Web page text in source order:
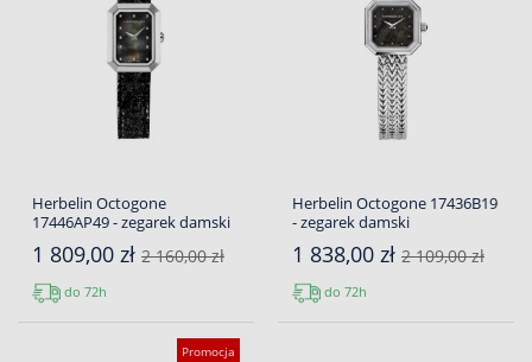
Herbelin Octogone
17446AP49 - zegarek damski
1 809,00 zł 2 160,00 zł
do 72h
Herbelin Octogone 17436B19
- zegarek damski
1 838,00 zł 2 109,00 zł
do 72h
Promocja